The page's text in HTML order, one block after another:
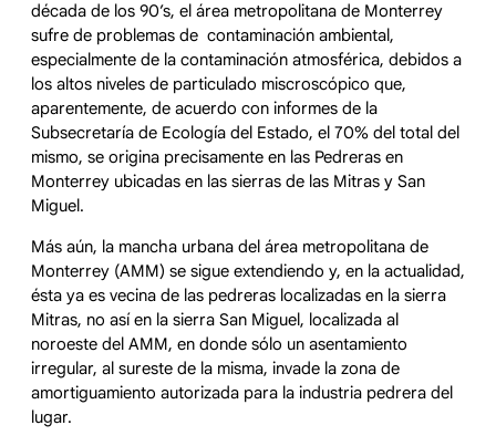
década de los 90’s, el área metropolitana de Monterrey
sufre de problemas de contaminación ambiental,
especialmente de la contaminación atmosférica, debidos a
los altos niveles de particulado miscroscópico que,
aparentemente, de acuerdo con informes de la
Subsecretaría de Ecología del Estado, el 70% del total del
mismo, se origina precisamente en las Pedreras en
Monterrey ubicadas en las sierras de las Mitras y San
Miguel.
Más aún, la mancha urbana del área metropolitana de
Monterrey (AMM) se sigue extendiendo y, en la actualidad,
ésta ya es vecina de las pedreras localizadas en la sierra
Mitras, no así en la sierra San Miguel, localizada al
noroeste del AMM, en donde sólo un asentamiento
irregular, al sureste de la misma, invade la zona de
amortiguamiento autorizada para la industria pedrera del
lugar.